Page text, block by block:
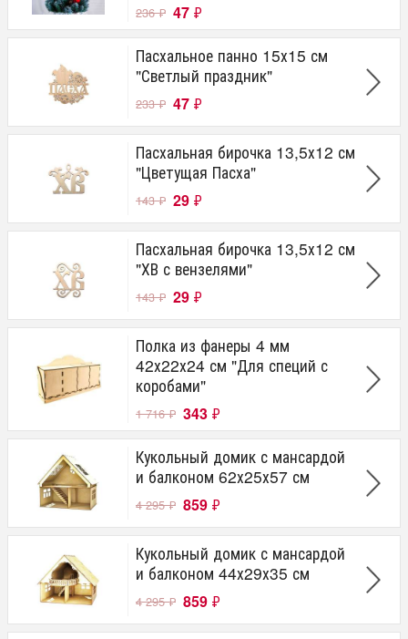
236₽ 47 ₽
Пасхальное панно 15х15 см
"Светлый праздник"
233₽ 47 ₽
Пасхальная бирочка 13,5х12 см
"Цветущая Пасха"
143₽ 29 ₽
Пасхальная бирочка 13,5х12 см
"ХВ с вензелями"
143₽ 29 ₽
Полка из фанеры 4 мм
42х22х24 см "Для специй с
коробами"
1 716₽ 343 ₽
Кукольный домик с мансардой
и балконом 62х25х57 см
4 295₽ 859 ₽
Кукольный домик с мансардой
и балконом 44х29х35 см
4 295₽ 859 ₽